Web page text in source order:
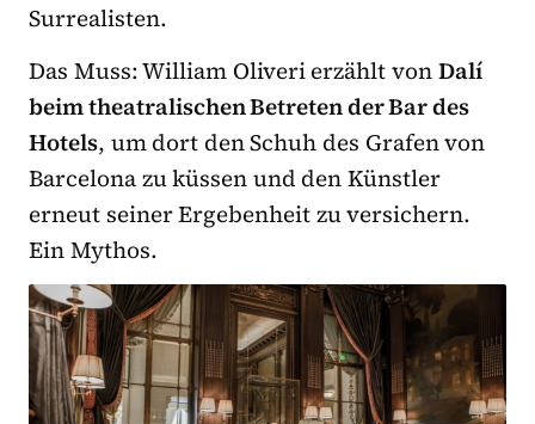
Surrealisten.
Das Muss: William Oliveri erzählt vonDalí
beim theatralischen Betreten der Bar des
Hotels, um dort den Schuh des Grafen von
Barcelona zu küssen und den Künstler
erneut seiner Ergebenheit zu versichern.
Ein Mythos.